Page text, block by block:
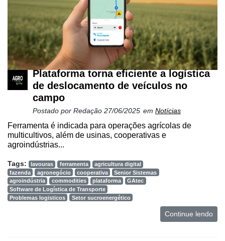
Plataforma torna eficiente a logística
de deslocamento de veículos no
campo
Postado por Redação 27/06/2025 em Notícias
Ferramenta é indicada para operações agrícolas de
multicultivos, além de usinas, cooperativas e
agroindústrias...
Tags: lavouras ferramenta
agricultura digital
fazenda
agronegócio cooperativa
Senior Sistemas
agroindústria
commodities plataforma
GAtec
Software de Logística de Transporte
Problemas logisticos
Setor sucroenergético
Continue lendo